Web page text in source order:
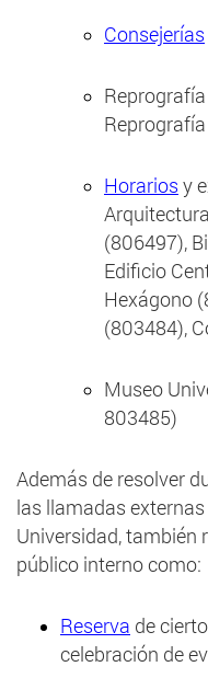
Consejerías
Horarios y
(806497),
Edificio
Hexágono
(803484),
Museo
803485)
Además de resolver
las llamadas
Universidad, también
público interno como:
Reserva de
celebración de